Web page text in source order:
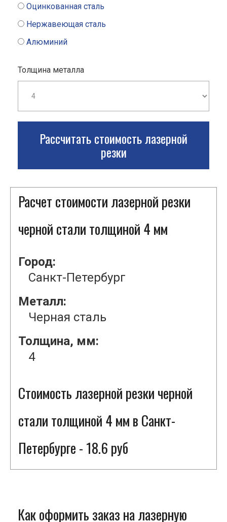
Оцинкованная сталь
Нержавеющая сталь
Алюминий
Толщина металла
Рассчитать стоимость лазерной
резки
Расчет стоимости лазерной резки
черной стали толщиной 4 мм
Город:
Санкт-Петербург
Металл:
Черная сталь
Толщина, мм:
4
Стоимость лазерной резки черной
стали толщиной 4 мм в Санкт-
Петербурге - 18.6 руб
Как оформить заказ на лазерную